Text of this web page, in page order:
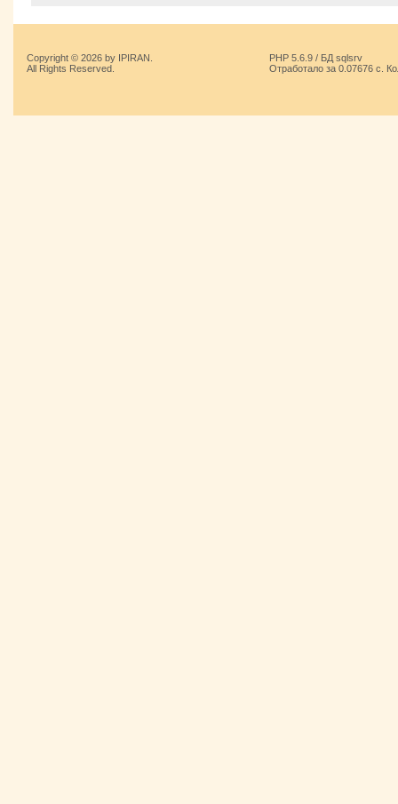
Copyright © 2026 by IPIRAN.
All Rights Reserved.
PHP 5.6.9 / БД sqlsrv
Отработало за 0.07676 с.